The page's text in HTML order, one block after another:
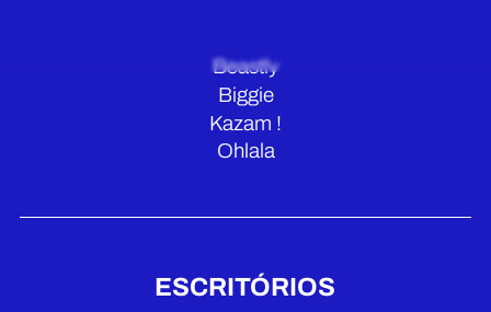
Beastly
Biggie
Kazam !
Ohlala
ESCRITÓRIOS